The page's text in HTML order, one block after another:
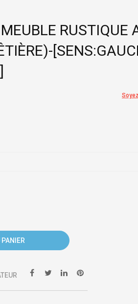
RUSTIQUE